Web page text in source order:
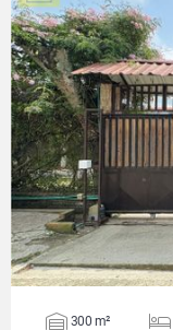
300 m²